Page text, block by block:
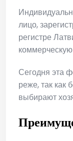
лицо,
регистре
Сегодня эта
реже, так как
выбирают